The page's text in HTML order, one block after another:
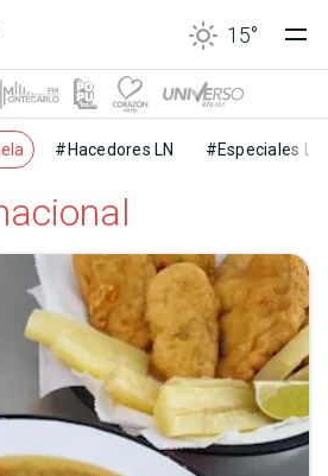
15°
#Hacedores LN #Especiales LN